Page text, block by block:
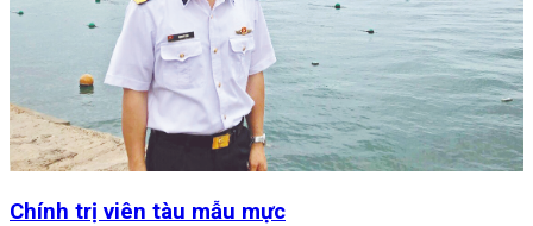
Chính trị viên tàu mẫu mực